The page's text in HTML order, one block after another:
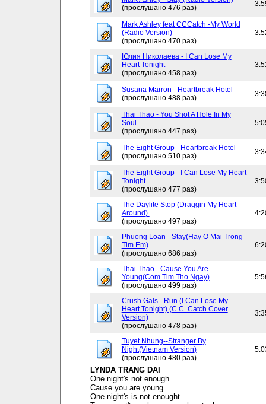
(прослушано 476 раз)
Mark Ashley feat CCCatch -My World
(Radio Version)
(прослушано 470 раз)
Юлия Николаева - I Can Lose My
Heart Tonight
(прослушано 458 раз)
Susana Marron - Heartbreak Hotel
(прослушано 488 раз)
Thai Thao - You Shot A Hole In My
Soul
(прослушано 447 раз)
The Eight Group - Heartbreak Hotel
(прослушано 510 раз)
The Eight Group - I Can Lose My Heart
Tonight
(прослушано 477 раз)
The Daylite Stop (Draggin My Heart
Around).
(прослушано 497 раз)
Phuong Loan - Stay(Hay O Mai Trong
Tim Em)
(прослушано 686 раз)
Thai Thao - Cause You Are
Young(Com Tim Tho Ngay)
(прослушано 499 раз)
Crush Gals - Run (I Can Lose My
Heart Tonight) (C.C. Catch Cover
Version)
(прослушано 478 раз)
Tuyet Nhung--Stranger By
Night(Vietnam Version)
(прослушано 480 раз)
LYNDA TRANG DAI
One night's not enough
Cause you are young
One night's is not enought